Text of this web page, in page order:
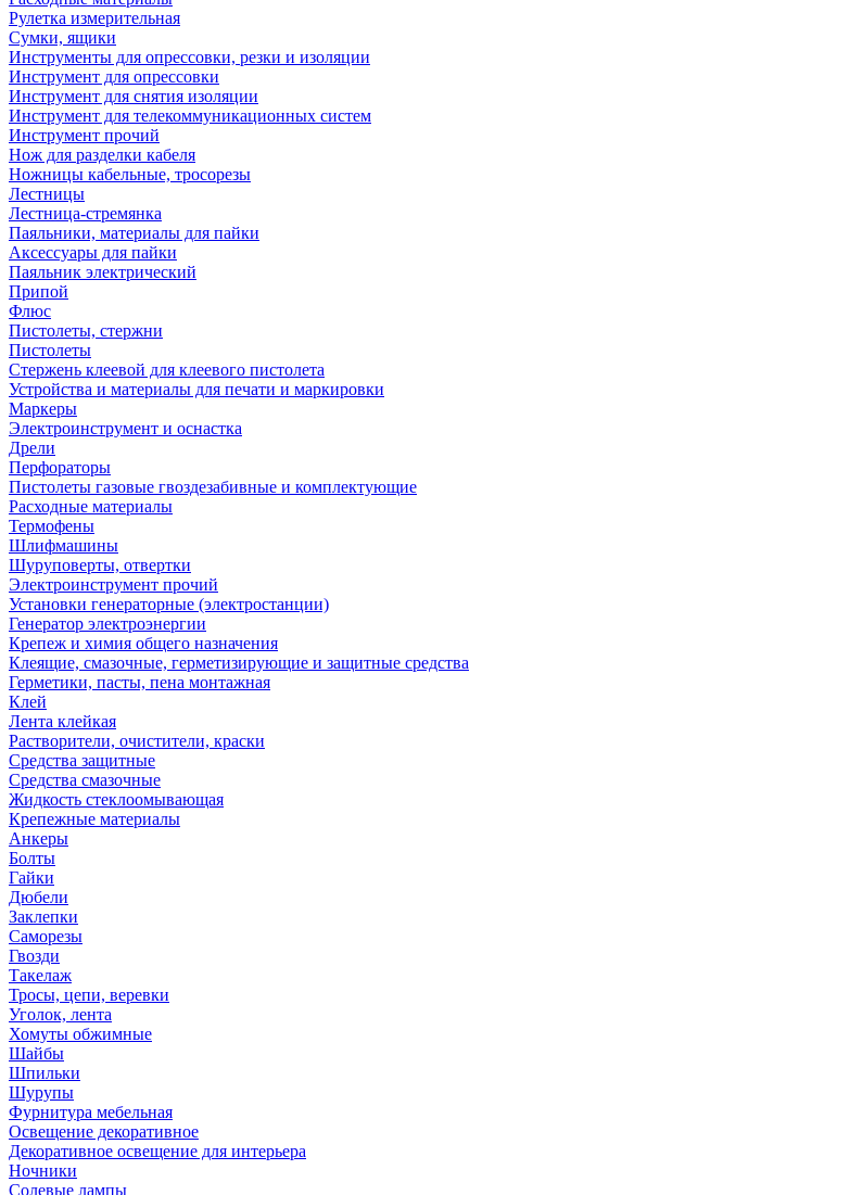
Рулетка измерительная
Сумки, ящики
Инструменты для опрессовки, резки и изоляции
Инструмент для опрессовки
Инструмент для снятия изоляции
Инструмент для телекоммуникационных систем
Инструмент прочий
Нож для разделки кабеля
Ножницы кабельные, тросорезы
Лестницы
Лестница-стремянка
Паяльники, материалы для пайки
Аксессуары для пайки
Паяльник электрический
Припой
Флюс
Пистолеты, стержни
Пистолеты
Стержень клеевой для клеевого пистолета
Устройства и материалы для печати и маркировки
Маркеры
Электроинструмент и оснастка
Дрели
Перфораторы
Пистолеты газовые гвоздезабивные и комплектующие
Расходные материалы
Термофены
Шлифмашины
Шуруповерты, отвертки
Электроинструмент прочий
Установки генераторные (электростанции)
Генератор электроэнергии
Крепеж и химия общего назначения
Клеящие, смазочные, герметизирующие и защитные средства
Герметики, пасты, пена монтажная
Клей
Лента клейкая
Растворители, очистители, краски
Средства защитные
Средства смазочные
Жидкость стеклоомывающая
Крепежные материалы
Анкеры
Болты
Гайки
Дюбели
Заклепки
Саморезы
Гвозди
Такелаж
Тросы, цепи, веревки
Уголок, лента
Хомуты обжимные
Шайбы
Шпильки
Шурупы
Фурнитура мебельная
Освещение декоративное
Декоративное освещение для интерьера
Ночники
Солевые лампы